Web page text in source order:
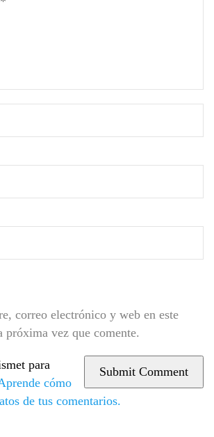
correo electrónico y web en este
próxima vez que comente.
para
cómo
de tus comentarios.